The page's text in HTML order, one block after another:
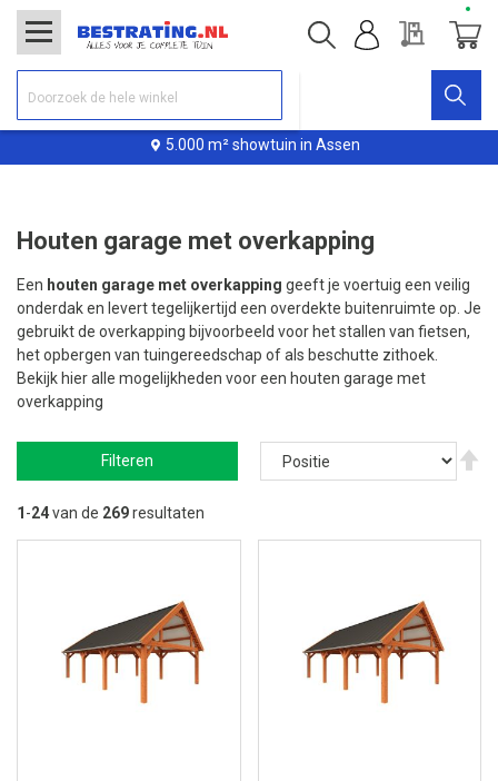
5.000 m² showtuin in Assen
Offerte
Houten garage met overkapping
Een houten garage met overkapping geeft je voertuig een veilig
onderdak en levert tegelijkertijd een overdekte buitenruimte op. Je
gebruikt de overkapping bijvoorbeeld voor het stallen van fietsen,
het opbergen van tuingereedschap of als beschutte zithoek.
Bekijk hier alle mogelijkheden voor een houten garage met
overkapping
Filteren
1 -24van de 269resultaten